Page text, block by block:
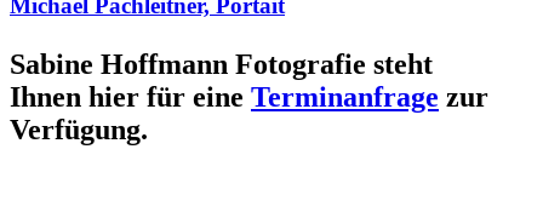
Michael Pachleitner, Portait
Sabine Hoffmann Fotografie steht
Ihnen hier für eine Terminanfrage zur
Verfügung.